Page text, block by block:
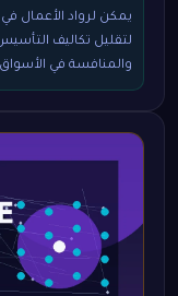
يمكن لرواد الأعمال
لتقليل تكاليف
والمنافسة في الأسواق